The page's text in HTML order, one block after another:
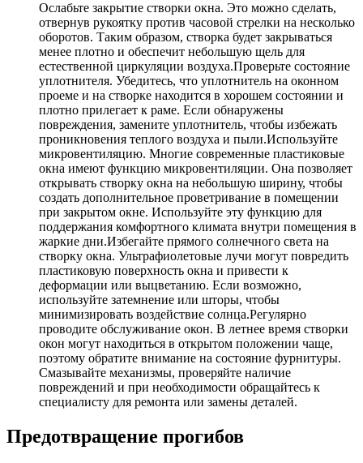
Ослабьте закрытие створки окна. Это можно сделать,
отвернув рукоятку против часовой стрелки на несколько
оборотов. Таким образом, створка будет закрываться
менее плотно и обеспечит небольшую щель для
естественной циркуляции воздуха.Проверьте состояние
уплотнителя. Убедитесь, что уплотнитель на оконном
проеме и на створке находится в хорошем состоянии и
плотно прилегает к раме. Если обнаружены
повреждения, замените уплотнитель, чтобы избежать
проникновения теплого воздуха и пыли.Используйте
микровентиляцию. Многие современные пластиковые
окна имеют функцию микровентиляции. Она позволяет
открывать створку окна на небольшую ширину, чтобы
создать дополнительное проветривание в помещении
при закрытом окне. Используйте эту функцию для
поддержания комфортного климата внутри помещения в
жаркие дни.Избегайте прямого солнечного света на
створку окна. Ультрафиолетовые лучи могут повредить
пластиковую поверхность окна и привести к
деформации или выцветанию. Если возможно,
используйте затемнение или шторы, чтобы
минимизировать воздействие солнца.Регулярно
проводите обслуживание окон. В летнее время створки
окон могут находиться в открытом положении чаще,
поэтому обратите внимание на состояние фурнитуры.
Смазывайте механизмы, проверяйте наличие
повреждений и при необходимости обращайтесь к
специалисту для ремонта или замены деталей.
Предотвращение прогибов